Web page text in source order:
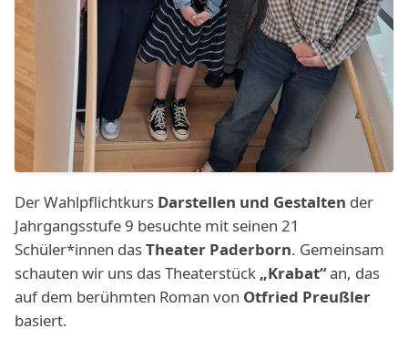
Der Wahlpflichtkurs Darstellen und Gestalten der
Jahrgangsstufe 9 besuchte mit seinen 21
Schüler*innen dasTheater Paderborn. Gemeinsam
schauten wir uns das Theaterstück „Krabat“an, das
auf dem berühmten Roman von Otfried Preußler
basiert.